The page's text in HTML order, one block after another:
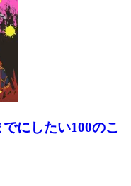
にしたい100のこ